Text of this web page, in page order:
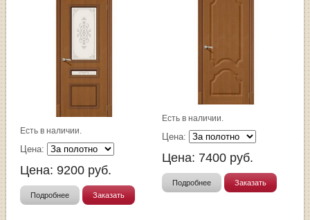
Есть в наличии.
Цена:
Цена:9200 руб.
Подробнее Заказать
Есть в наличии.
Цена:
Цена: 7400 руб.
Подробнее Заказать